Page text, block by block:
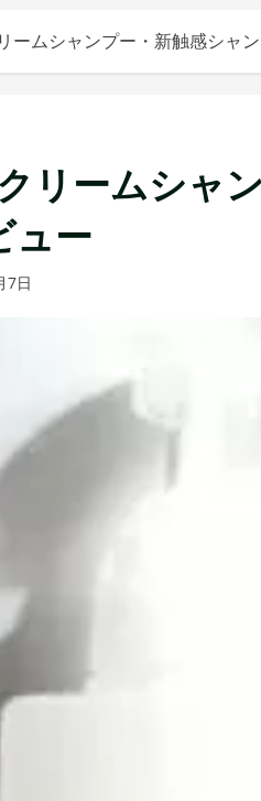
ームシャンプー・新触感シャ
リームシャ
ュー
7日